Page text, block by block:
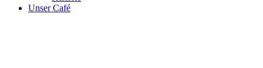
Unser Café